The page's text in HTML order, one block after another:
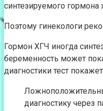
синтезируемого гормона
Поэтому гинекологи
Гормон ХГЧ иногда
беременность может
диагностики тест
диагностику через